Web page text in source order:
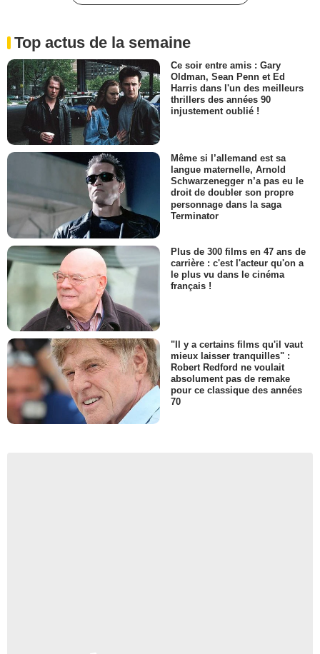
Top actus de la semaine
Ce soir entre amis : Gary
Oldman, Sean Penn et Ed
Harris dans l'un des meilleurs
thrillers des années 90
injustement oublié !
Même si l’allemand est sa
langue maternelle, Arnold
Schwarzenegger n’a pas eu le
droit de doubler son propre
personnage dans la saga
Terminator
Plus de 300 films en 47 ans de
carrière : c'est l'acteur qu'on a
le plus vu dans le cinéma
français !
"Il y a certains films qu'il vaut
mieux laisser tranquilles" :
Robert Redford ne voulait
absolument pas de remake
pour ce classique des années
70